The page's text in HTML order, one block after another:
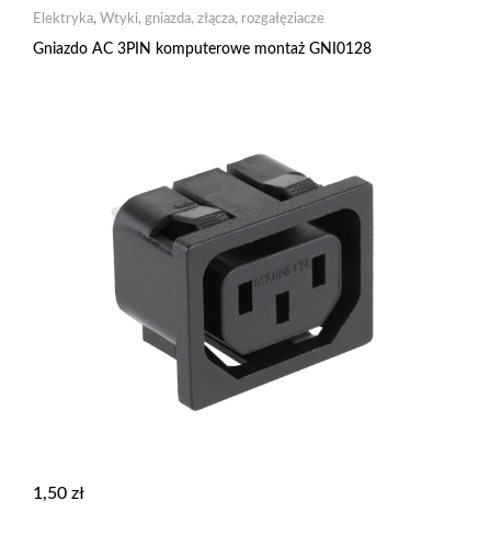
Elektryka, Wtyki, gniazda, złącza, rozgałęziacze
Gniazdo AC 3PIN komputerowe montaż GNI0128
1,50 zł